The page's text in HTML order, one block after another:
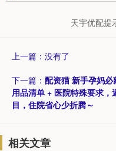
天宇优配提
上一篇：没有了
下一篇： 配资猫 新手孕妈
用品清单 + 医院特殊要求
目，住院省心少折腾～
相关文章